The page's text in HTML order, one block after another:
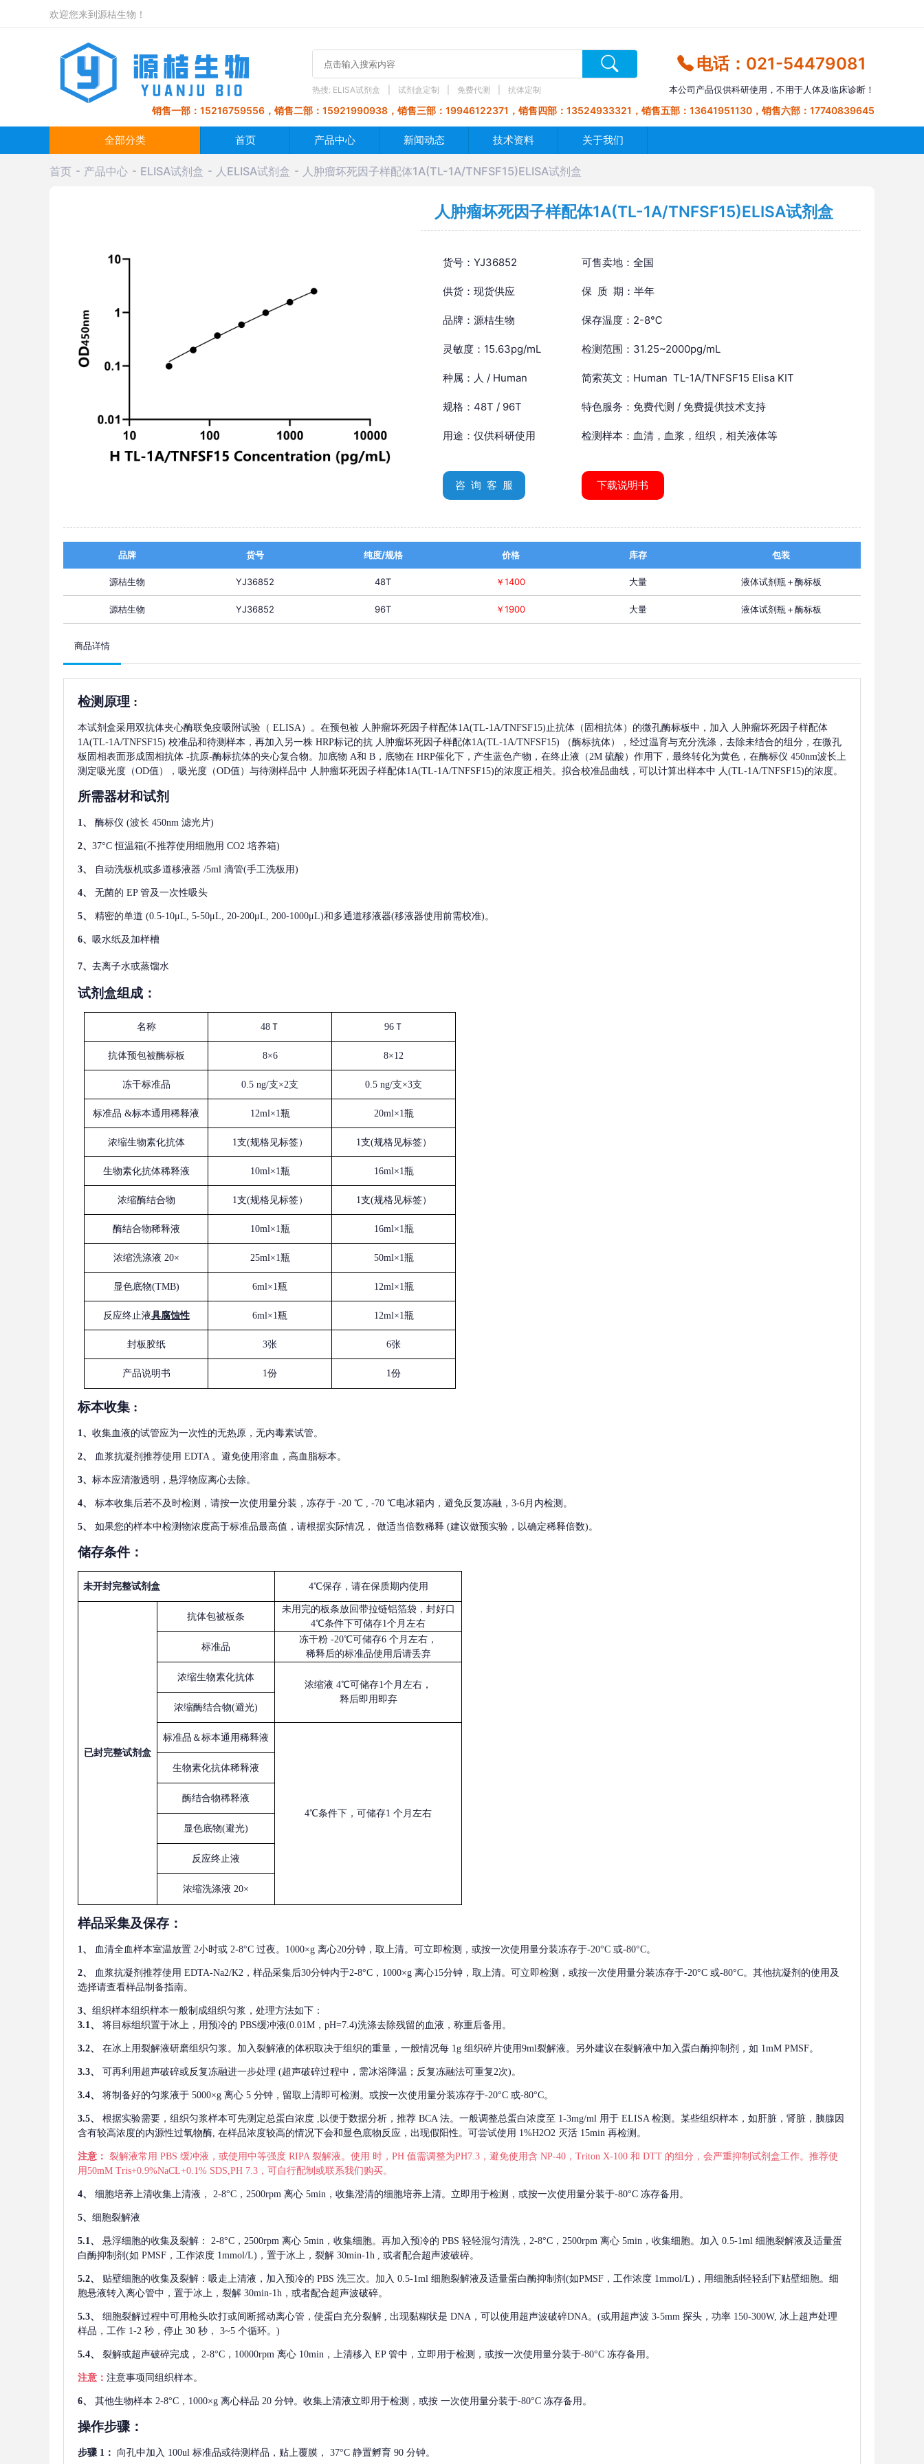
欢迎您来到源桔生物！
热搜: ELISA试剂盒 试剂盒定制 免费代测 抗体定制
电话：021-54479081
本公司产品仅供科研使用，不用于人体及临床诊断！
销售一部：15216759556，销售二部：15921990938，销售三部：19946122371，销售四部：13524933321，销售五部：13641951130，销售六部：17740839645
全部分类 首页 产品中心 新闻动态 技术资料 关于我们
首页 产品中心 ELISA试剂盒 人ELISA试剂盒 人肿瘤坏死因子样配体1A(TL-1A/TNFSF15)ELISA试剂盒
人肿瘤坏死因子样配体1A(TL-1A/TNFSF15)ELISA试剂盒
货号：YJ36852 可售卖地：全国
供货：现货供应 保 质 期：半年
品牌：源桔生物 保存温度：2-8℃
灵敏度：15.63pg/mL 检测范围：31.25~2000pg/mL
种属：人 / Human 简索英文：Human TL-1A/TNFSF15 Elisa KIT
规格：48T / 96T 特色服务：免费代测 / 免费提供技术支持
用途：仅供科研使用 检测样本：血清，血浆，组织，相关液体等
咨 询 客 服 下载说明书
品牌 货号 纯度/规格 价格 库存 包装
源桔生物 YJ36852 48T ￥1400 大量 液体试剂瓶＋酶标板
源桔生物 YJ36852 96T ￥1900 大量 液体试剂瓶＋酶标板
商品详情
检测原理 :
本试剂盒采用双抗体夹心酶联免疫吸附试验（ ELISA）。在预包被 人肿瘤坏死因子样配体1A(TL-1A/TNFSF15)止抗体（固相抗体）的微孔酶标板中，加入 人肿瘤坏死因子样配体
1A(TL-1A/TNFSF15) 校准品和待测样本，再加入另一株 HRP标记的抗 人肿瘤坏死因子样配体1A(TL-1A/TNFSF15)
（酶标抗体），经过温育与充分洗涤，去除未结合的组分，在微孔
板固相表面形成固相抗体 -抗原-酶标抗体的夹心复合物。加底物 A和 B，底物在 HRP催化下，产生蓝色产物，在终止液（2M 硫酸）作用下，最终转化为黄色，在酶标仪 450nm波长上
测定吸光度（OD值），吸光度（OD值）与待测样品中 人肿瘤坏死因子样配体1A(TL-1A/TNFSF15)的浓度正相关。拟合校准品曲线，可以计算出样本中 人(TL-1A/TNFSF15)的浓度。
所需器材和试剂
1、 酶标仪 (波长 450nm 滤光片)
2、 37°C 恒温箱(不推荐使用细胞用 CO2 培养箱)
3、 自动洗板机或多道移液器 /5ml 滴管(手工洗板用)
4、 无菌的 EP 管及一次性吸头
5、 精密的单道 (0.5-10μL, 5-50μL, 20-200μL, 200-1000μL)和多通道移液器(移液器使用前需校准)。
6、 吸水纸及加样槽
7、 去离子水或蒸馏水
试剂盒组成：
名称 48Ｔ 96Ｔ
抗体预包被酶标板 8×6 8×12
冻干标准品 0.5 ng/支×2支 0.5 ng/支×3支
标准品 &标本通用稀释液 12ml×1瓶 20ml×1瓶
浓缩生物素化抗体 1支(规格见标签） 1支(规格见标签）
生物素化抗体稀释液 10ml×1瓶 16ml×1瓶
浓缩酶结合物 1支(规格见标签） 1支(规格见标签）
酶结合物稀释液 10ml×1瓶 16ml×1瓶
浓缩洗涤液 20× 25ml×1瓶 50ml×1瓶
显色底物(TMB) 6ml×1瓶 12ml×1瓶
反应终止液具腐蚀性 6ml×1瓶 12ml×1瓶
封板胶纸 3张 6张
产品说明书 1份 1份
标本收集 :
1、 收集血液的试管应为一次性的无热原，无内毒素试管。
2、 血浆抗凝剂推荐使用 EDTA 。避免使用溶血，高血脂标本。
3、 标本应清澈透明，悬浮物应离心去除。
4、 标本收集后若不及时检测，请按一次使用量分装，冻存于 -20 ℃ , -70 ℃电冰箱内，避免反复冻融，3-6月内检测。
5、 如果您的样本中检测物浓度高于标准品最高值，请根据实际情况， 做适当倍数稀释 (建议做预实验，以确定稀释倍数)。
储存条件：
未开封完整试剂盒 4℃保存，请在保质期内使用
已封完整试剂盒
抗体包被板条
未用完的板条放回带拉链铝箔袋，封好口
4℃条件下可储存1个月左右
标准品
冻干粉 -20℃可储存6 个月左右，
稀释后的标准品使用后请丢弃
浓缩生物素化抗体
浓缩液 4℃可储存1个月左右，
释后即用即弃
浓缩酶结合物(避光)
标准品＆标本通用稀释液
4℃条件下，可储存1 个月左右
生物素化抗体稀释液
酶结合物稀释液
显色底物(避光)
反应终止液
浓缩洗涤液 20×
样品采集及保存 ：
1、 血清全血样本室温放置 2小时或 2-8°C 过夜。1000×g 离心20分钟，取上清。可立即检测，或按一次使用量分装冻存于-20°C 或-80°C。
2、 血浆抗凝剂推荐使用 EDTA-Na2/K2，样品采集后30分钟内于2-8°C，1000×g 离心15分钟，取上清。可立即检测，或按一次使用量分装冻存于-20°C 或-80°C。其他抗凝剂的使用及
选择请查看样品制备指南。
3、 组织样本组织样本一般制成组织匀浆，处理方法如下：
3.1、
将目标组织置于冰上，用预冷的 PBS缓冲液(0.01M，pH=7.4)洗涤去除残留的血液，称重后备用。
3.2、 在冰上用裂解液研磨组织匀浆。加入裂解液的体积取决于组织的重量，一般情况每 1g 组织碎片使用9ml裂解液。另外建议在裂解液中加入蛋白酶抑制剂，如 1mM PMSF。
3.3、 可再利用超声破碎或反复冻融进一步处理 (超声破碎过程中，需冰浴降温；反复冻融法可重复2次)。
3.4、 将制备好的匀浆液于 5000×g 离心 5 分钟，留取上清即可检测。或按一次使用量分装冻存于-20°C 或-80°C。
3.5、 根据实验需要，组织匀浆样本可先测定总蛋白浓度 ,以便于数据分析，推荐 BCA 法。一般调整总蛋白浓度至 1-3mg/ml 用于 ELISA 检测。某些组织样本，如肝脏，肾脏，胰腺因
含有较高浓度的内源性过氧物酶, 在样品浓度较高的情况下会和显色底物反应，出现假阳性。可尝试使用 1%H2O2 灭活 15min 再检测。
注意： 裂解液常用 PBS 缓冲液，或使用中等强度 RIPA 裂解液。使用 时，PH 值需调整为PH7.3，避免使用含 NP-40，Triton X-100 和 DTT 的组分，会严重抑制试剂盒工作。推荐使
用50mM Tris+0.9%NaCL+0.1% SDS,PH 7.3，可自行配制或联系我们购买。
4、 细胞培养上清收集上清液， 2-8°C，2500rpm 离心 5min，收集澄清的细胞培养上清。立即用于检测，或按一次使用量分装于-80°C 冻存备用。
5、 细胞裂解液
5.1、 悬浮细胞的收集及裂解：
2-8°C，2500rpm 离心 5min，收集细胞。再加入预冷的 PBS 轻轻混匀清洗，2-8°C，2500rpm 离心 5min，收集细胞。加入 0.5-1ml 细胞裂解液及适量蛋
白酶抑制剂(如 PMSF，工作浓度 1mmol/L)，置于冰上，裂解 30min-1h , 或者配合超声波破碎。
5.2、 贴壁细胞的收集及裂解：吸走上清液，加入预冷的 PBS 洗三次。加入 0.5-1ml 细胞裂解液及适量蛋白酶抑制剂(如PMSF，工作浓度 1mmol/L)，用细胞刮轻轻刮下贴壁细胞。细
胞悬液转入离心管中，置于冰上，裂解 30min-1h，或者配合超声波破碎。
5.3、 细胞裂解过程中可用枪头吹打或间断摇动离心管，使蛋白充分裂解 , 出现黏糊状是 DNA，可以使用超声波破碎DNA。(或用超声波 3-5mm 探头，功率 150-300W, 冰上超声处理
样品，工作 1-2 秒，停止 30 秒， 3~5 个循环。)
5.4、 裂解或超声破碎完成， 2-8°C，10000rpm 离心 10min，上清移入 EP 管中，立即用于检测，或按一次使用量分装于-80°C 冻存备用。
注意： 注意事项同组织样本。
6、 其他生物样本 2-8°C，1000×g 离心样品 20 分钟。收集上清液立即用于检测，或按 一次使用量分装于-80°C 冻存备用。
操作步骤：
步骤 1： 向孔中加入 100ul 标准品或待测样品，贴上覆膜， 37°C 静置孵育 90 分钟。